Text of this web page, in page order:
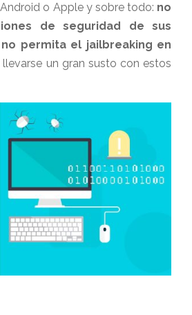
o Apple y sobre todo: no
de seguridad de sus
no permita el jailbreaking en
llevarse un gran susto con estos